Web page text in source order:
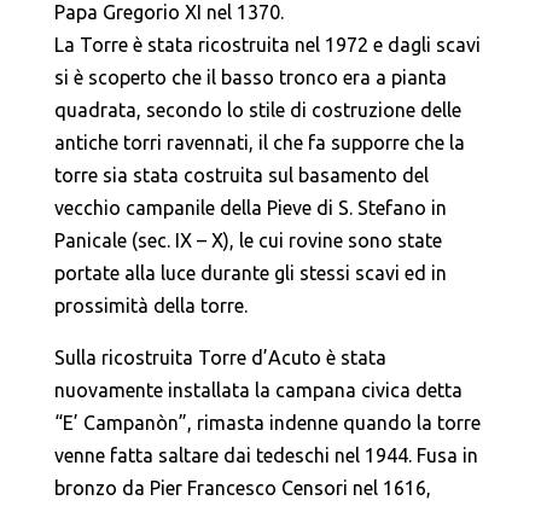
Papa Gregorio XI nel 1370.
La Torre è stata ricostruita nel 1972 e dagli scavi
si è scoperto che il basso tronco era a pianta
quadrata, secondo lo stile di costruzione delle
antiche torri ravennati, il che fa supporre che la
torre sia stata costruita sul basamento del
vecchio campanile della Pieve di S. Stefano in
Panicale (sec. IX – X), le cui rovine sono state
portate alla luce durante gli stessi scavi ed in
prossimità della torre.
Sulla ricostruita Torre d’Acuto è stata
nuovamente installata la campana civica detta
“E’ Campanòn”, rimasta indenne quando la torre
venne fatta saltare dai tedeschi nel 1944. Fusa in
bronzo da Pier Francesco Censori nel 1616,